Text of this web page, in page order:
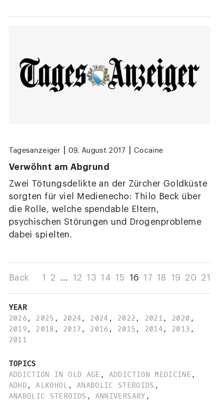
Tagesanzeiger 09. August 2017 Cocaine
Verwöhnt am Abgrund
Zwei Tötungsdelikte an der Zürcher Goldküste
sorgten für viel Medienecho: Thilo Beck über
die Rolle, welche spendable Eltern,
psychischen Störungen und Drogenprobleme
dabei spielten.
Back 1 2 ... 12 13 14 15 16 17 18 19 20 21
YEAR
2026 , 2025 , 2024, 2024 , 2022 , 2021 , 2020 ,
2019, 2018 , 2017 , 2016 , 2015 , 2014, 2013 ,
2011
TOPICS
ADDICTION IN OLD AGE , ADDICTION MEDICINE ,
ADHD , ALKOHOL , ANABOLIC STEROIDS ,
ANABOLIC STEROIDS , ANNIVERSARY ,